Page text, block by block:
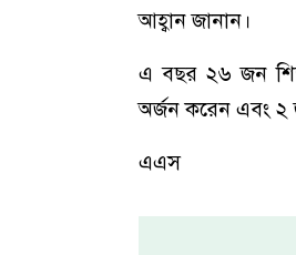
আহ্বান জানান।
এ বছর ২৬ জন
অর্জন করেন এবং ২
এএস